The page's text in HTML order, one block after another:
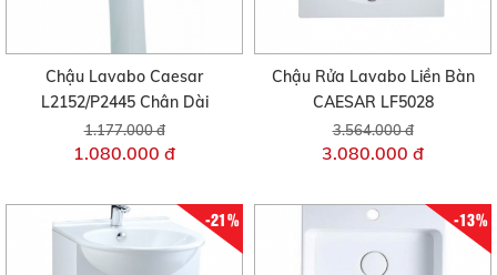
Chậu Lavabo Caesar
L2152/P2445 Chân Dài
1.177.000 đ
1.080.000 đ
Chậu Rửa Lavabo Liền Bàn
CAESAR LF5028
3.564.000 đ
3.080.000 đ
-21% -13%